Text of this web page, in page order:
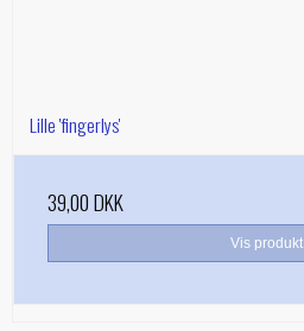
Lille 'fingerlys'
39,00 DKK
Vis produkt